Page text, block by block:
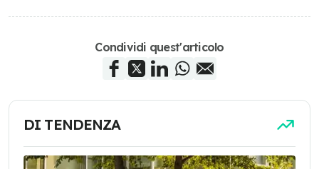
Condividi quest'articolo
DI TENDENZA